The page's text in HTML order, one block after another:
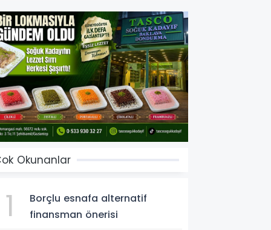
Okunanlar
1
Borçlu esnafa alternatif
finansman önerisi